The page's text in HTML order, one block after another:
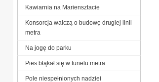
Kawiarnia na Mariensztacie
Konsorcja walczą o budowę drugiej linii
metra
Na jogę do parku
Pies błąkał się w tunelu metra
Pole niespełnionych nadziei